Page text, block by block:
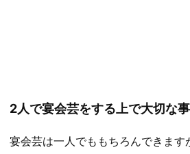
2人で宴会芸をする上で大切な
宴会芸は一人でももちろんできます